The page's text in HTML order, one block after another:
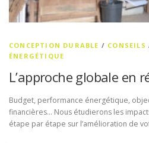
CONCEPTION DURABLE / CONSEILS
ÉNERGÉTIQUE
L’approche globale en
Budget, performance énergétique,
financières… Nous étudierons les
étape par étape sur l’amélioration de